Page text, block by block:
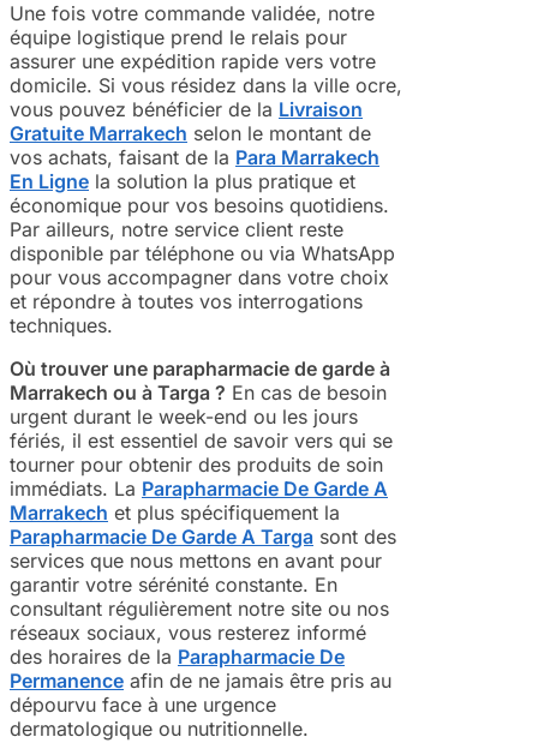
Une fois votre commande validée, notre
équipe logistique prend le relais pour
assurer une expédition rapide vers votre
domicile. Si vous résidez dans la ville ocre,
vous pouvez bénéficier de la Livraison
Gratuite Marrakech selon le montant de
vos achats, faisant de la Para Marrakech
En Ligne la solution la plus pratique et
économique pour vos besoins quotidiens.
Par ailleurs, notre service client reste
disponible par téléphone ou via WhatsApp
pour vous accompagner dans votre choix
et répondre à toutes vos interrogations
techniques.
Où trouver une parapharmacie de garde à
Marrakech ou à Targa ? En cas de besoin
urgent durant le week-end ou les jours
fériés, il est essentiel de savoir vers qui se
tourner pour obtenir des produits de soin
immédiats. La Parapharmacie De Garde A
Marrakech et plus spécifiquement la
Parapharmacie De Garde A Targa sont des
services que nous mettons en avant pour
garantir votre sérénité constante. En
consultant régulièrement notre site ou nos
réseaux sociaux, vous resterez informé
des horaires de la Parapharmacie De
Permanence afin de ne jamais être pris au
dépourvu face à une urgence
dermatologique ou nutritionnelle.